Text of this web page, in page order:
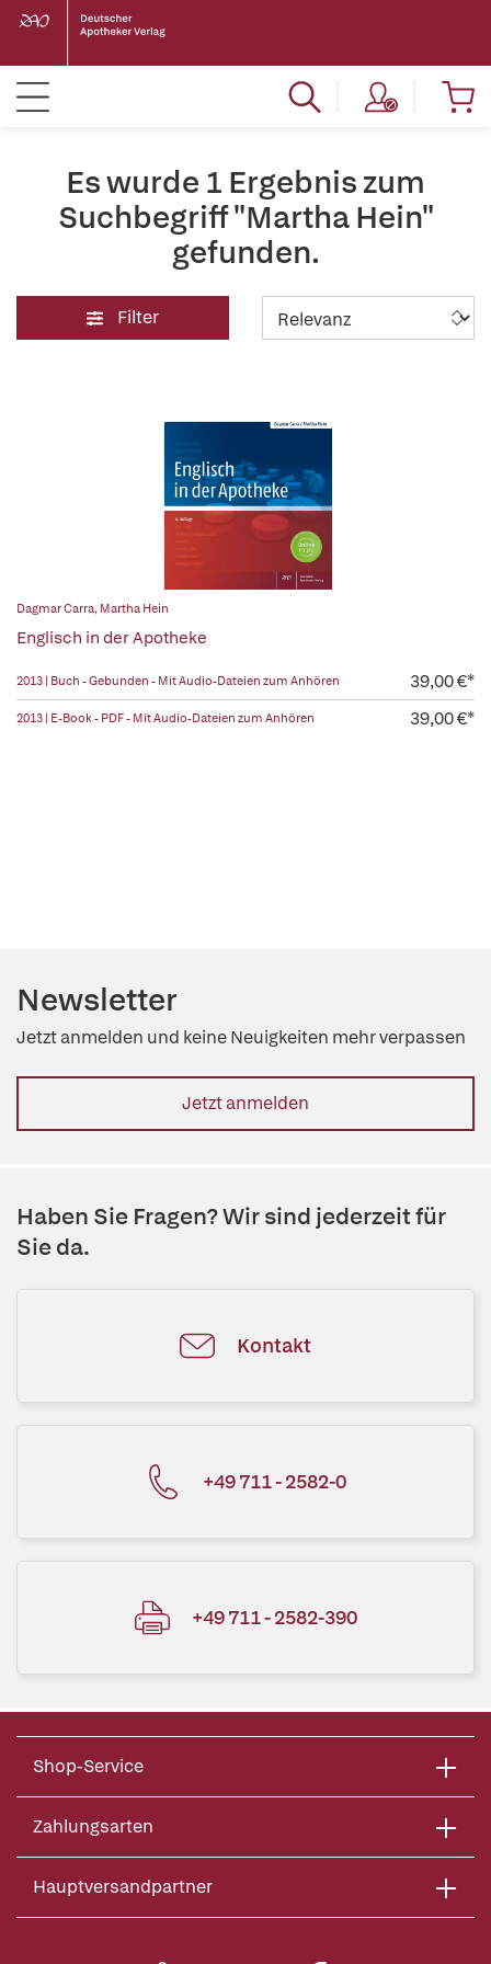
Es wurde 1 Ergebnis zum
Suchbegriff "Martha Hein"
gefunden.
Filter
Dagmar Carra, Martha Hein
Englisch in der Apotheke
2013 | Buch - Gebunden - Mit Audio-Dateien zum Anhören 39,00 €*
2013 | E-Book - PDF - Mit Audio-Dateien zum Anhören 39,00 €*
Newsletter
Jetzt anmelden und keine Neuigkeiten mehr verpassen
Jetzt anmelden
Haben Sie Fragen? Wir sind jederzeit für
Sie da.
Kontakt
+49 711 - 2582-0
+49 711 - 2582-390
Shop-Service
Zahlungsarten
Hauptversandpartner